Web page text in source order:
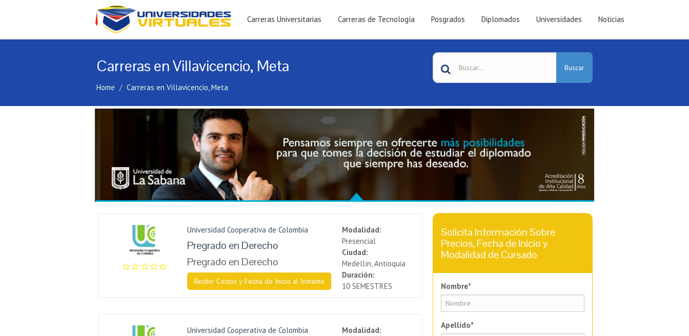
Carreras Universitarias Carreras de Tecnología Posgrados Diplomados Universidades Noticias
Carreras en Villavicencio, Meta
Home Carreras en Villavicencio, Meta
Buscar
Universidad Cooperativa de Colombia
Pregrad​o en Derecho
Pregrado en Derecho
Recibir Costos y Fecha de Inicio al Instante
Modalidad:
Presencial
Ciudad:
Medellín, Antioquia
Duración:
10 SEMESTRES
Universidad Cooperativa de Colombia
Modalidad:
Solicita Información Sobre
Precios, Fecha de Inicio y
Modalidad de Cursado
Nombre*
Apellido*